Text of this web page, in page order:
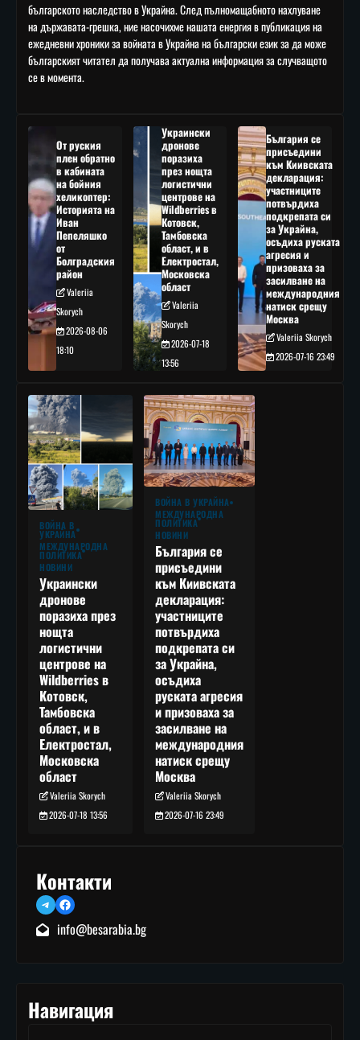
българското наследство в Украйна. След пълномащабното нахлуване
на държавата-грешка, ние насочихме нашата енергия в публикация на
ежедневни хроники за войната в Украйна на български език за да може
българският читател да получава актуална информация за случващото
се в момента.
От руския
плен обратно
в кабината
на бойния
хеликоптер:
Историята на
Иван
Пепеляшко
от
Болградския
район
Valeriia
Skorych
2026-08-06
18:10
Украински
дронове
поразиха
през нощта
логистични
центрове на
Wildberries в
Котовск,
Тамбовска
област, и в
Електростал,
Московска
област
Valeriia
Skorych
2026-07-18
13:56
България се
присъедини
към Киивската
декларация:
участниците
потвърдиха
подкрепата си
за Украйна,
осъдиха руската
агресия и
призоваха за
засилване на
международния
натиск срещу
Москва
Valeriia Skorych
2026-07-16 23:49
ВОЙНА В
УКРАЙНА
МЕЖДУНАРОДНА
ПОЛИТИКА
НОВИНИ
Украински
дронове
поразиха през
нощта
логистични
центрове на
Wildberries в
Котовск,
Тамбовска
област, и в
Електростал,
Московска
област
Valeriia Skorych
2026-07-18 13:56
ВОЙНА В УКРАЙНА
МЕЖДУНАРОДНА
ПОЛИТИКА
НОВИНИ
България се
присъедини
към Киивската
декларация:
участниците
потвърдиха
подкрепата си
за Украйна,
осъдиха
руската агресия
и призоваха за
засилване на
международния
натиск срещу
Москва
Valeriia Skorych
2026-07-16 23:49
Контакти
TelegramFacebook
info@besarabia.bg
Навигация